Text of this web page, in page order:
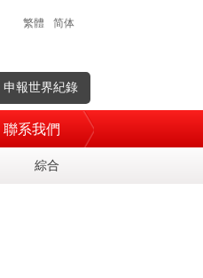
綜合
聯系我們
申報世界紀錄
繁體 简体